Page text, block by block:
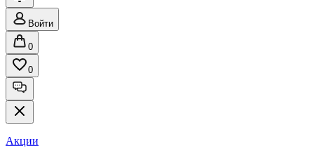
Войти
0
0
Акции